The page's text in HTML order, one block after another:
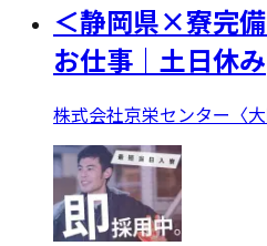
＜静岡県×寮完
お仕事｜土日休み
株式会社京栄センター〈大